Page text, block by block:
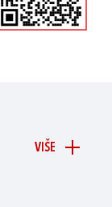
VIŠE